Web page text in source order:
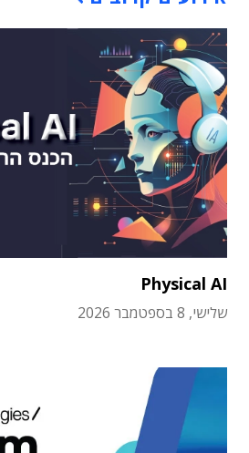
Physical AI
שלישי, 8 בספטמבר 2026